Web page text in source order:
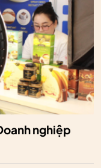
nghiệp